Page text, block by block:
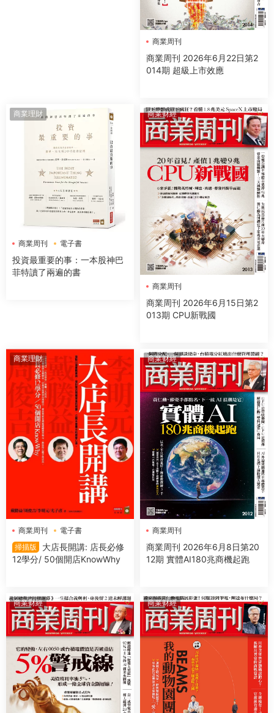
商業周刊
商業周刊 2026年6月22日第2
014期 超級上市效應
商業理財
商業周刊 電子書
投資最重要的事：一本股神巴
菲特讀了兩遍的書
商業财經
商業周刊
商業周刊 2026年6月15日第2
013期 CPU新戰國
商業理財
商業周刊
電子書
掃描版
大店長開講: 店長必修
12學分/ 50個開店KnowWhy
商業财經
商業周刊
商業周刊 2026年6月8日第20
12期 實體AI180兆商機起跑
商業财經 商業财經